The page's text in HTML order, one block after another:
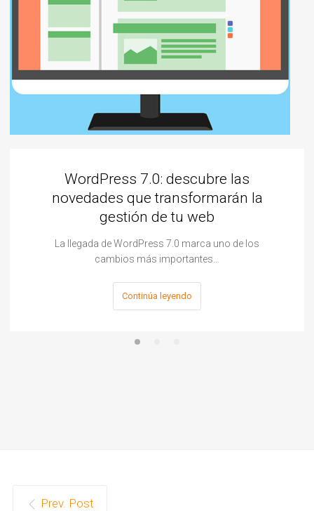
WordPress 7.0: descubre las
novedades que transformarán la
gestión de tu web
La llegada de WordPress 7.0 marca uno de los
cambios más importantes…
Continúa leyendo
Prev. Post